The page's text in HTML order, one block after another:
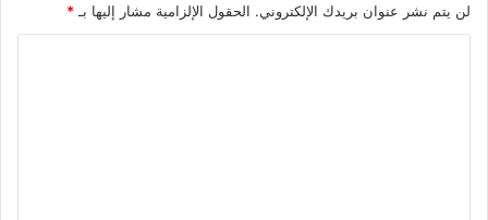
لن يتم نشر عنوان بريدك الإلكتروني. الحقول الإلزامية مشار إليها بـ *